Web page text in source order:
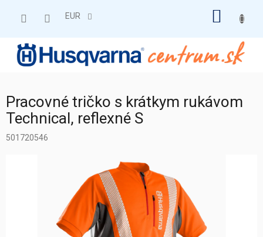
EUR
Pracovné tričko s krátkym rukávom
Technical, reflexné S
501720546